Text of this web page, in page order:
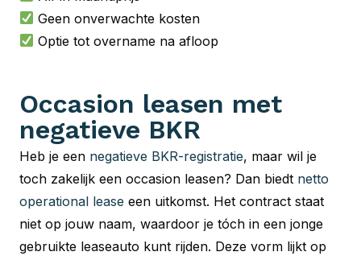
Geen onverwachte kosten
Optie tot overname na afloop
Occasion leasen met
negatieve BKR
Heb je een negatieve BKR-registratie, maar wil je
toch zakelijk een occasion leasen? Dan biedt netto
operational lease een uitkomst. Het contract staat
niet op jouw naam, waardoor je tóch in een jonge
gebruikte leaseauto kunt rijden. Deze vorm lijkt op